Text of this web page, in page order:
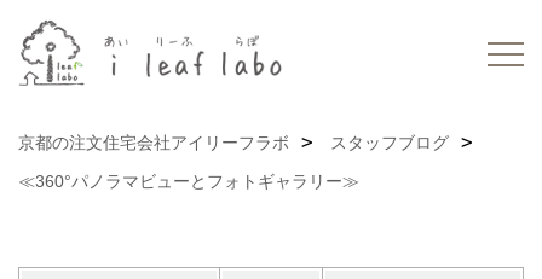
京都の注文住宅会社アイリーフラボ
スタッフブログ
≪360°パノラマビューとフォトギャラリー≫